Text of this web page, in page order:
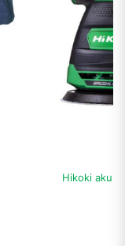
Hikoki aku